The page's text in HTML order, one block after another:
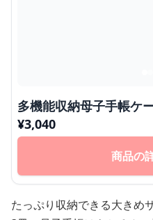
多機能収納母子手帳ケ
¥3,040
商品の
たっぷり収納できる大きめ